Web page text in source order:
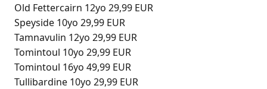
Old Fet­ter­cairn 12yo 29,99 EUR
Spey­si­de 10yo 29,99 EUR
Tam­na­vu­lin 12yo 29,99 EUR
Tom­in­toul 10yo 29,99 EUR
Tom­in­toul 16yo 49,99 EUR
Tul­li­bar­di­ne 10yo 29,99 EUR